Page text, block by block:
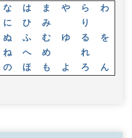
な は ま や ら
わ
に ひ み
り
ぬ ふ む ゆ る
を
ね へ め
れ
の ほ も よ ろ ん